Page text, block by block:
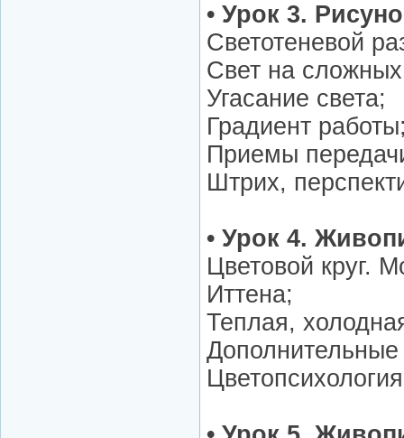
• Урок 3.
Светотеневой
Свет на
Угасание света;
Градиент
Приемы
Штрих,
• Урок 4.
Цветовой круг.
Иттена;
Теплая,
Дополнительные